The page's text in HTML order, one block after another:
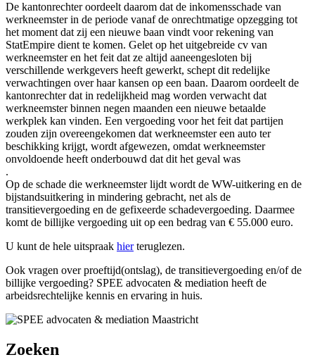
De kantonrechter oordeelt daarom dat de inkomensschade van
werkneemster in de periode vanaf de onrechtmatige opzegging tot
het moment dat zij een nieuwe baan vindt voor rekening van
StatEmpire dient te komen. Gelet op het uitgebreide cv van
werkneemster en het feit dat ze altijd aaneengesloten bij
verschillende werkgevers heeft gewerkt, schept dit redelijke
verwachtingen over haar kansen op een baan. Daarom oordeelt de
kantonrechter dat in redelijkheid mag worden verwacht dat
werkneemster binnen negen maanden een nieuwe betaalde
werkplek kan vinden. Een vergoeding voor het feit dat partijen
zouden zijn overeengekomen dat werkneemster een auto ter
beschikking krijgt, wordt afgewezen, omdat werkneemster
onvoldoende heeft onderbouwd dat dit het geval was
.
Op de schade die werkneemster lijdt wordt de WW-uitkering en de
bijstandsuitkering in mindering gebracht, net als de
transitievergoeding en de gefixeerde schadevergoeding. Daarmee
komt de billijke vergoeding uit op een bedrag van € 55.000 euro.
U kunt de hele uitspraak hierteruglezen.
Ook vragen over proeftijd(ontslag), de transitievergoeding en/of de
billijke vergoeding? SPEE advocaten & mediation heeft de
arbeidsrechtelijke kennis en ervaring in huis.
Zoeken